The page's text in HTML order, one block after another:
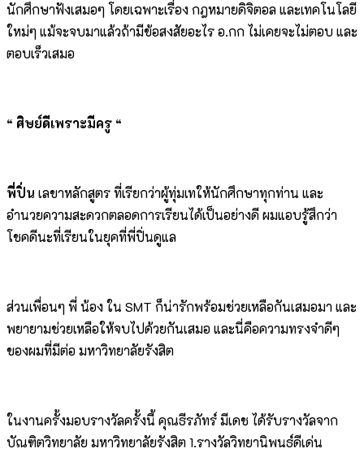
นักศึกษาฟังเสมอๆ โดยเฉพาะเรื่อง กฎหมายดิจิตอล และเทคโนโลยี
ใหม่ๆ แม้จะจบมาแล้วถ้ามีข้อสงสัยอะไร อ.กก ไม่เคยจะไม่ตอบ และ
ตอบเร็วเสมอ
“ ศิษย์ดีเพราะมีครู “
พี่ปิ่น เลขาหลักสูตร ที่เรียกว่าผู้ทุ่มเทให้นักศึกษาทุกท่าน และ
อำนวยความสะดวกตลอดการเรียนได้เป็นอย่างดี ผมแอบรู้สึกว่า
โชคดีนะที่เรียนในยุคที่พี่ปิ่นดูแล
ส่วนเพื่อนๆ พี่ น้อง ใน SMT ก็น่ารักพร้อมช่วยเหลือกันเสมอมา และ
พยายามช่วยเหลือให้จบไปด้วยกันเสมอ และนี่คือความทรงจำดีๆ
ของผมที่มีต่อ มหาวิทยาลัยรังสิต
ในงานครั้งมอบรางวัลครั้งนี้ คุณธีรภัทร์ มีเดช ได้รับรางวัลจาก
บัณฑิตวิทยาลัย มหาวิทยาลัยรังสิต 1.รางวัลวิทยานิพนธ์ดีเด่น